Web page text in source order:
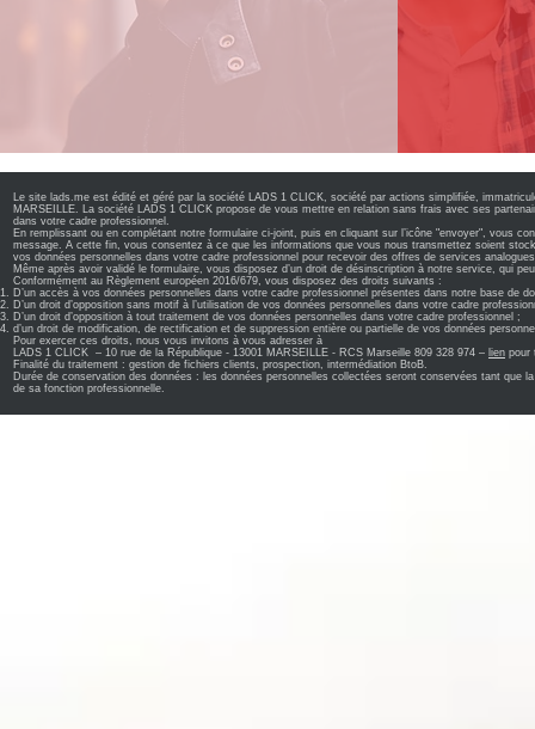
Le site lads.me est édité et géré par la société LADS 1 CLICK, société par actions simplifiée,
MARSEILLE. La société LADS 1 CLICK propose de vous mettre en relation sans frais avec ses
dans votre cadre professionnel.
En remplissant ou en complétant notre formulaire ci-joint, puis en cliquant sur l’icône "envoyer", vous
message. A cette fin, vous consentez à ce que les informations que vous nous transmettez soient
vos données personnelles dans votre cadre professionnel pour recevoir des offres de services
Même après avoir validé le formulaire, vous disposez d’un droit de désinscription à notre service, qui
Conformément au Règlement européen 2016/679, vous disposez des droits suivants :
D’un accès à vos données personnelles dans votre cadre professionnel présentes dans notre base
D’un droit d’opposition sans motif à l’utilisation de vos données personnelles dans votre cadre
D’un droit d’opposition à tout traitement de vos données personnelles dans votre cadre professionnel ;
d’un droit de modification, de rectification et de suppression entière ou partielle de vos données
Pour exercer ces droits, nous vous invitons à vous adresser à
LADS 1 CLICK – 10 rue de la République - 13001 MARSEILLE - RCS Marseille 809 328 974 – lien pour
Finalité du traitement : gestion de fichiers clients, prospection, intermédiation BtoB.
Durée de conservation des données : les données personnelles collectées seront conservées tant que
de sa fonction professionnelle.